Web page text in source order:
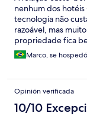
nenhum dos hotéis
tecnologia não
razoável, mas
propriedade fica
também são
reais é aceitável
conheço as
Marco, se
Opinión verificada
10/10